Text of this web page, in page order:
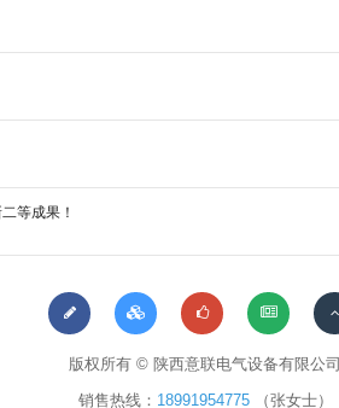
等成果！
版权所有 © 陕西意联电气设备有限公司
销售热线： 18991954775（张女士）